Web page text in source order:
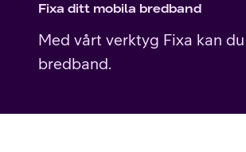
Google Pixel
Begagnade mobiltelefoner
Fixa ditt mobila bredband
Med vårt verktyg Fixa kan
bredband.